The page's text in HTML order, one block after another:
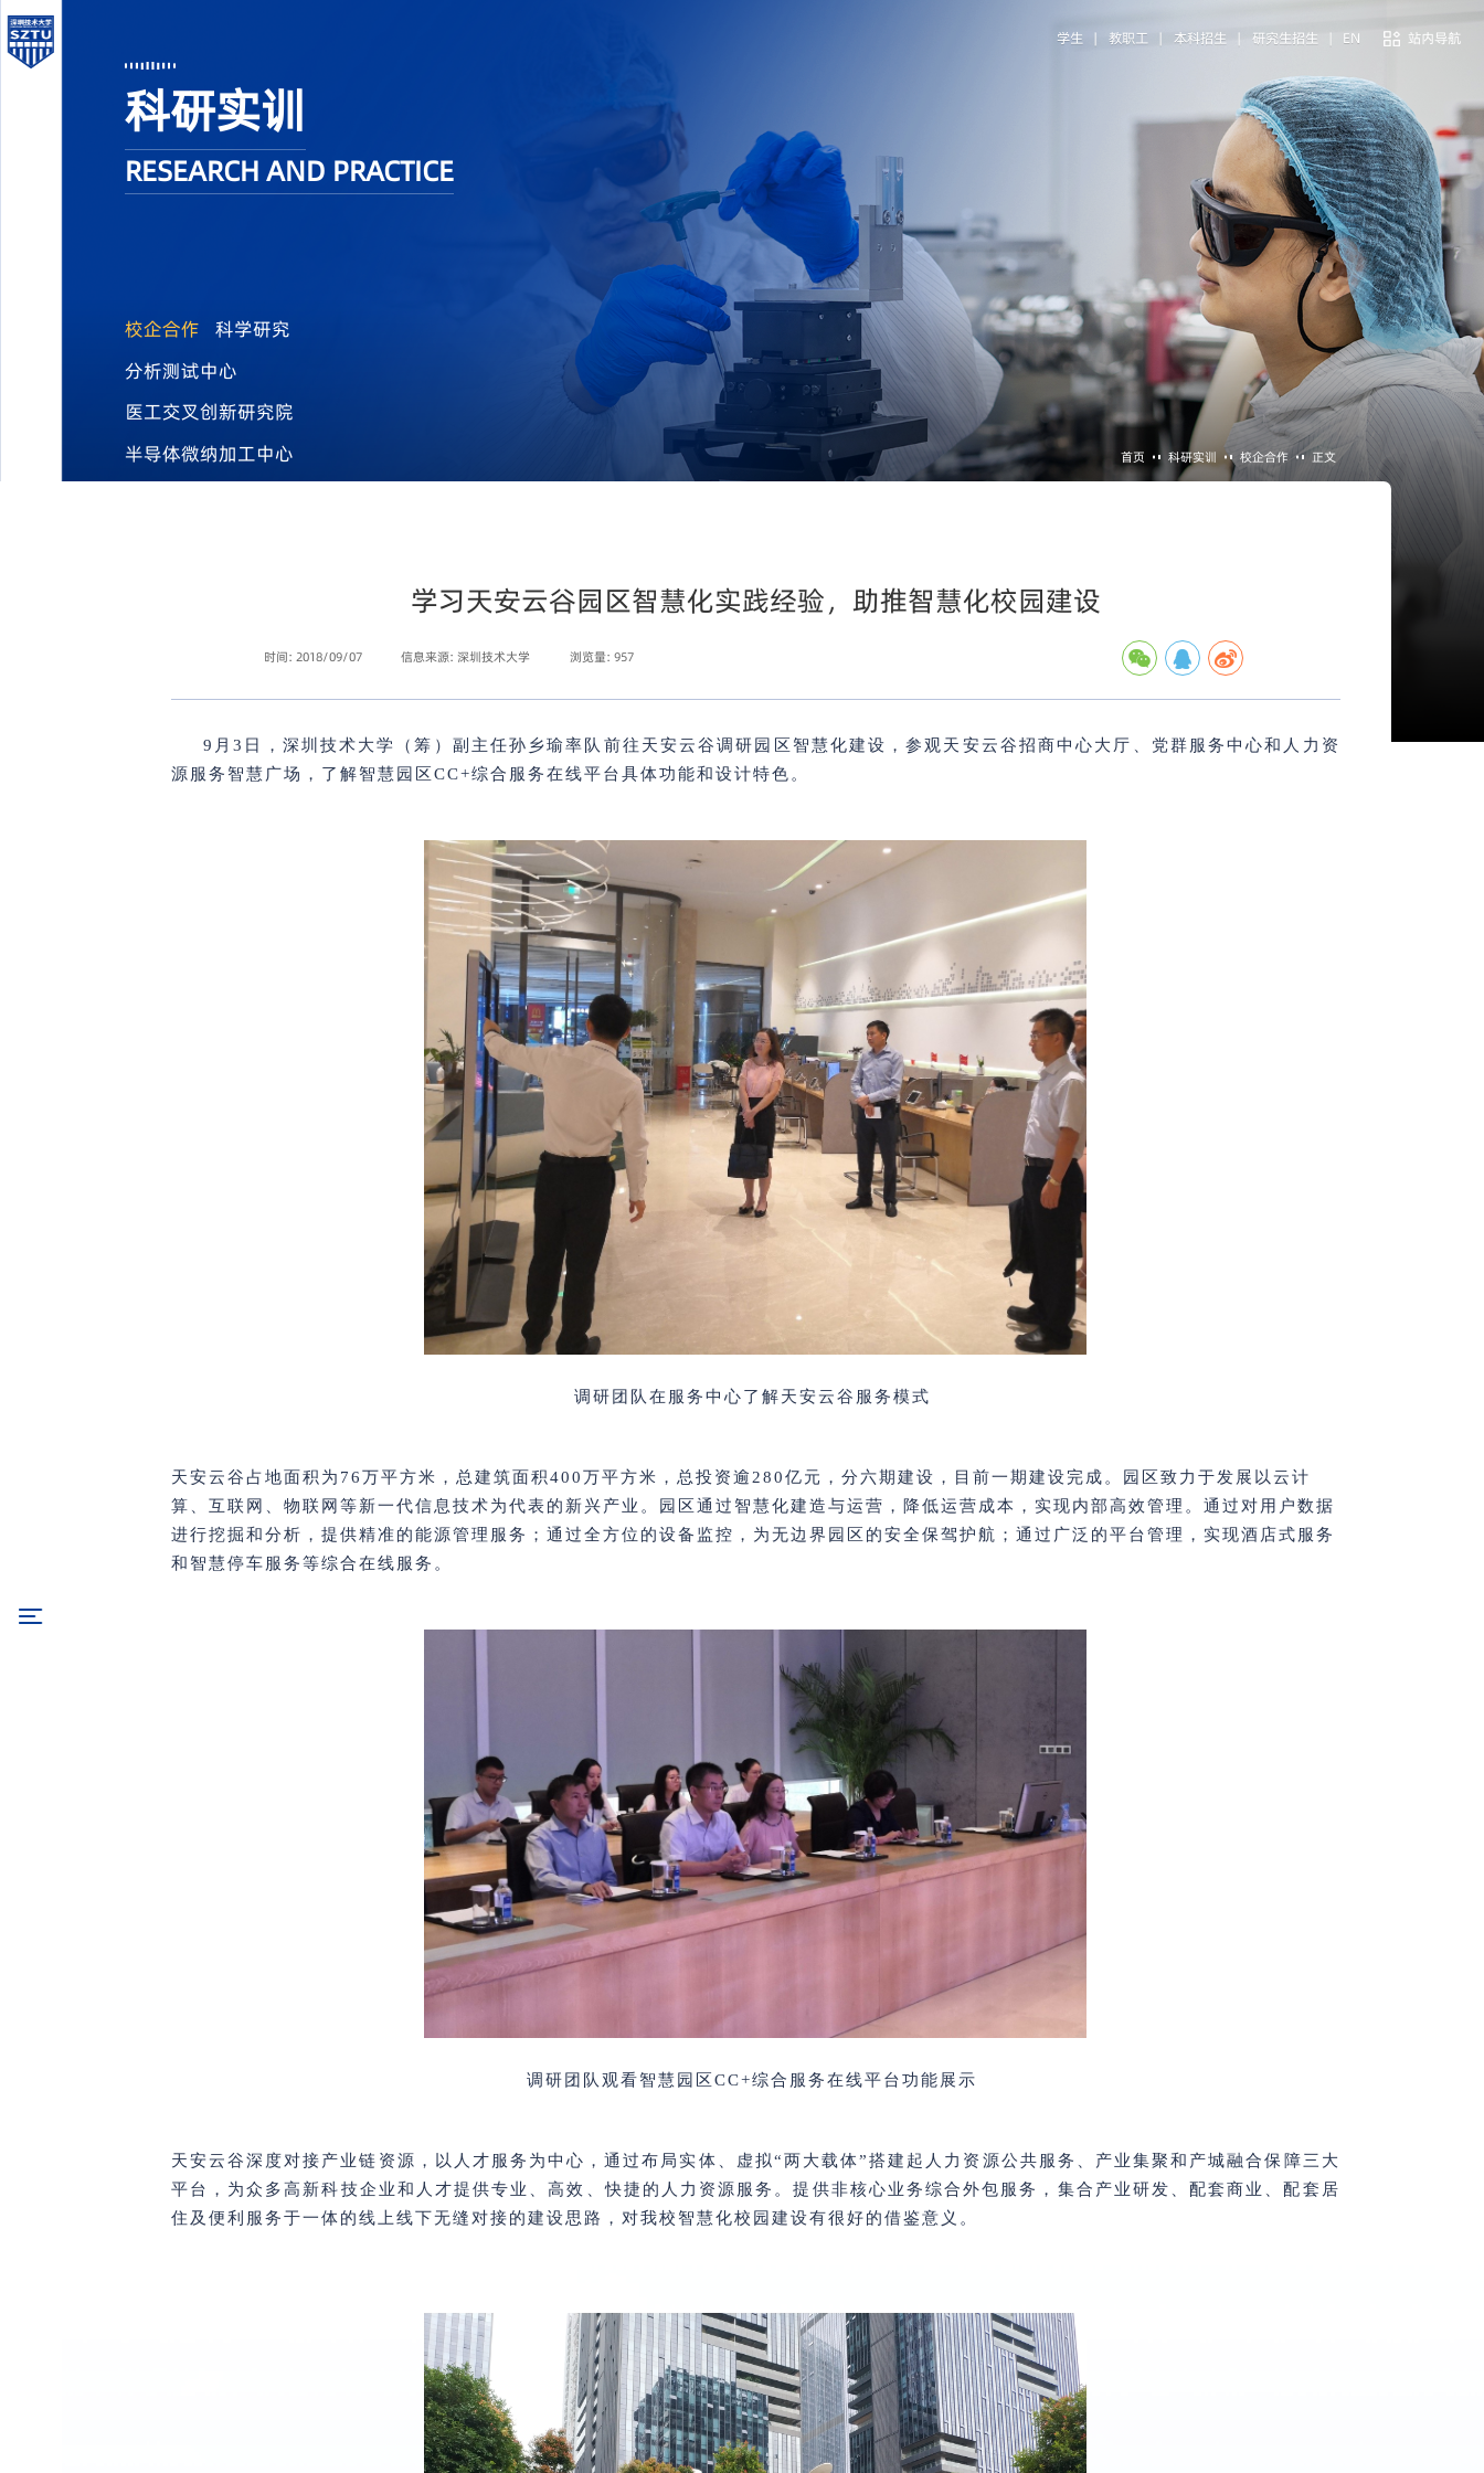
学生 | 教职工 | 本科招生 | 研究生招生 | EN 站内导航
科研实训
RESEARCH AND PRACTICE
校企合作
科学研究
分析测试中心
医工交叉创新研究院
半导体微纳加工中心
首页 科研实训 校企合作 正文
学习天安云谷园区智慧化实践经验，助推智慧化校园建设
时间: 2018/09/07 信息来源: 深圳技术大学 浏览量:957
9月3日，深圳技术大学（筹）副主任孙乡瑜率队前往天安云谷调研园区智慧化建设，参观天安云谷招商中心大厅、党群服务中心和人力资
源服务智慧广场，了解智慧园区CC+综合服务在线平台具体功能和设计特色。
调研团队在服务中心了解天安云谷服务模式
天安云谷占地面积为76万平方米，总建筑面积400万平方米，总投资逾280亿元，分六期建设，目前一期建设完成。园区致力于发展以云计
算、互联网、物联网等新一代信息技术为代表的新兴产业。园区通过智慧化建造与运营，降低运营成本，实现内部高效管理。通过对用户数据
进行挖掘和分析，提供精准的能源管理服务；通过全方位的设备监控，为无边界园区的安全保驾护航；通过广泛的平台管理，实现酒店式服务
和智慧停车服务等综合在线服务。
调研团队观看智慧园区CC+综合服务在线平台功能展示
天安云谷深度对接产业链资源，以人才服务为中心，通过布局实体、虚拟“两大载体”搭建起人力资源公共服务、产业集聚和产城融合保障三大
平台，为众多高新科技企业和人才提供专业、高效、快捷的人力资源服务。提供非核心业务综合外包服务，集合产业研发、配套商业、配套居
住及便利服务于一体的线上线下无缝对接的建设思路，对我校智慧化校园建设有很好的借鉴意义。